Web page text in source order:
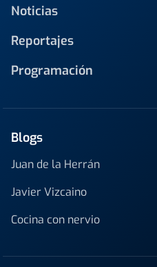
Noticias
Reportajes
Programación
Blogs
Juan de la Herrán
Javier Vizcaino
Cocina con nervio